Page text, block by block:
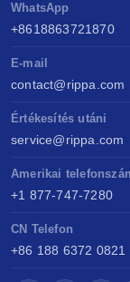
WhatsApp
+8618863721870
E-mail
contact@rippa.com
Értékesítés utáni
service@rippa.com
Amerikai
+1 877-747-7280
CN Telefon
+86 188 6372 0821